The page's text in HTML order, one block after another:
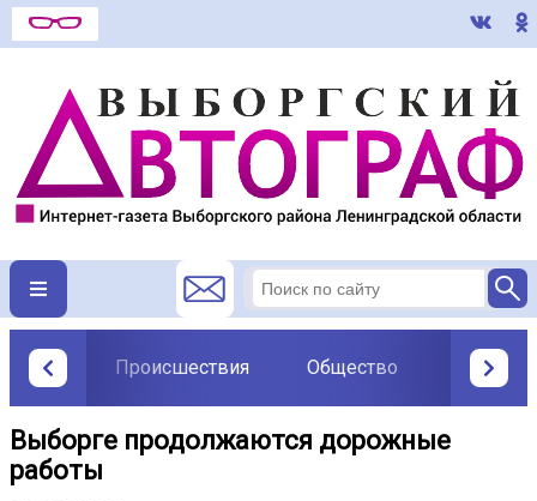
Происшествия Общество
Выборге продолжаются дорожные
работы